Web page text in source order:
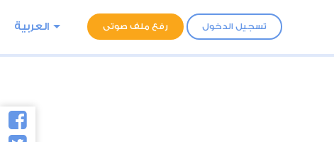
تسجيل الدخول رفع ملف صوتى العربية